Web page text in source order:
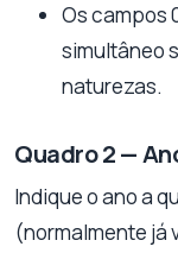
Os campos
simultâneo
naturezas.
Quadro 2 —
Indique o ano a
(normalmente já